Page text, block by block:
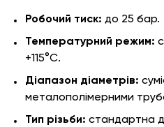
Робочий тиск: до 25 бар.
Температурний режим:
+115°C.
Діапазон діаметрів:
металополімерними
Тип різьби: стандартна